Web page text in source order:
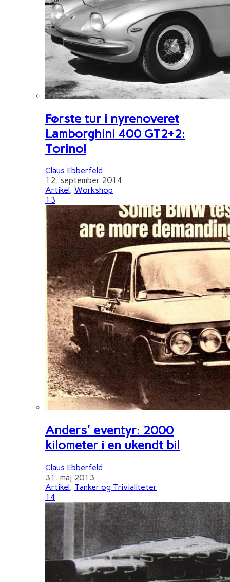
Første tur i nyrenoveret
Lamborghini 400 GT2+2:
Torino!
Claus Ebberfeld
12. september 2014
Artikel , Workshop
13
Anders' eventyr: 2000
kilometer i en ukendt bil
Claus Ebberfeld
31. maj 2013
Artikel , Tanker og Trivialiteter
14